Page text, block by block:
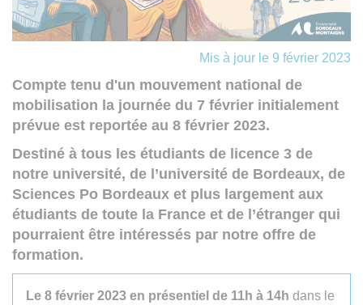
Mis à jour le 9 février 2023
Compte tenu d'un mouvement national de
mobilisation la journée du 7 février initialement
prévue est reportée au 8 février 2023.
Destiné à tous les étudiants de licence 3 de
notre université, de l’université de Bordeaux, de
Sciences Po Bordeaux et plus largement aux
étudiants de toute la France et de l’étranger qui
pourraient être intéressés par notre offre de
formation.
Le 8 février 2023 en présentiel de 11h à 14h dans le